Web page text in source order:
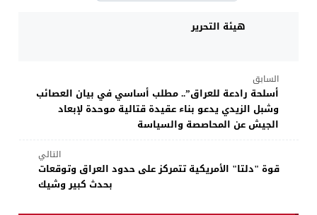
هيئة التحرير
السابق
أسلحة رادعة للعراق”.. مطلب أساسي في بيان العصائب
وشبل الزيدي يدعو بناء عقيدة قتالية موحدة لإبعاد
الجيش عن المحاصصة والسياسة
التالي
قوة "دلتا" الأمريكية تتمركز على حدود العراق وتوقعات
بحدث كبير وشيك